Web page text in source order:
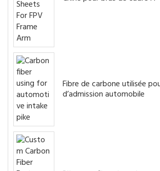
Fibre de carbone utilisée
d’admission automobile